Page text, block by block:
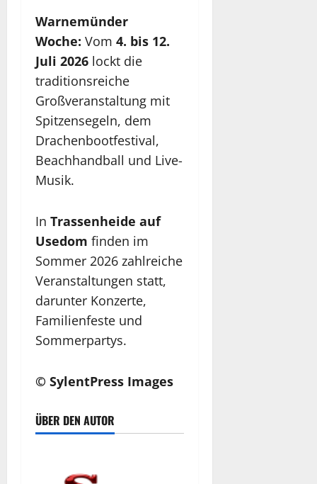
Warnemünder
Woche: Vom 4. bis 12.
Juli 2026 lockt die
traditionsreiche
Großveranstaltung mit
Spitzensegeln, dem
Drachenbootfestival,
Beachhandball und Live-
Musik.
In Trassenheide auf
Usedom finden im
Sommer 2026 zahlreiche
Veranstaltungen statt,
darunter Konzerte,
Familienfeste und
Sommerpartys.
© SylentPress Images
ÜBER DEN AUTOR